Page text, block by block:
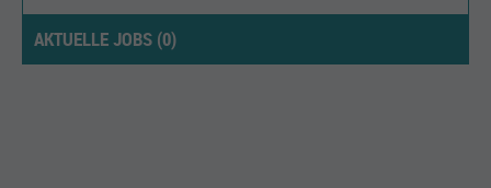
AKTUELLE JOBS (0)